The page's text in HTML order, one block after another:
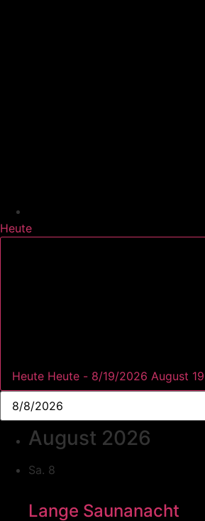
Heute
Heute Heute - 8/19/2026 August 19
August 2026
Sa. 8
Lange Saunanacht